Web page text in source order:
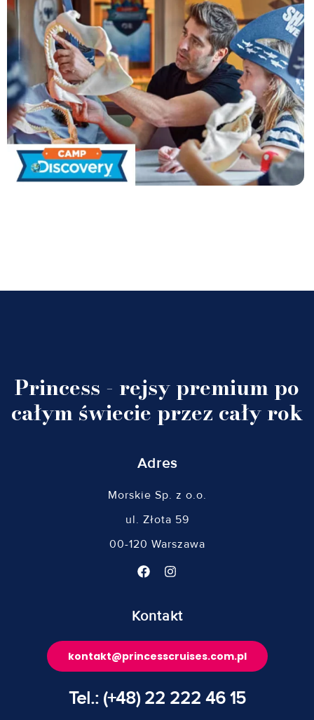
Princess - rejsy premium po
całym świecie przez cały rok
Adres
Morskie Sp. z o.o.
ul. Złota 59
00-120 Warszawa
Kontakt
kontakt@princesscruises.com.pl
Tel.: (+48) 22 222 46 15